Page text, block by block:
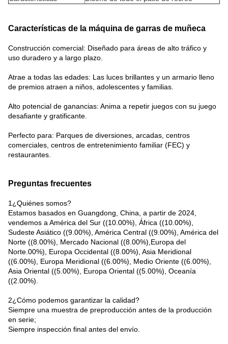
Características de la máquina de garras de muñeca
Construcción comercial: Diseñado para áreas de alto tráfico y
uso duradero y a largo plazo.
Atrae a todas las edades: Las luces brillantes y un armario lleno
de premios atraen a niños, adolescentes y familias.
Alto potencial de ganancias: Anima a repetir juegos con su juego
desafiante y gratificante.
Perfecto para: Parques de diversiones, arcadas, centros
comerciales, centros de entretenimiento familiar (FEC) y
restaurantes.
Preguntas frecuentes
1¿Quiénes somos?
Estamos basados en Guangdong, China, a partir de 2024,
vendemos a América del Sur ((10.00%), África ((10.00%),
Sudeste Asiático ((9.00%), América Central ((9.00%), América del
Norte ((8.00%), Mercado Nacional ((8.00%),Europa del
Norte.00%), Europa Occidental ((8.00%), Asia Meridional
((6.00%), Europa Meridional ((6.00%), Medio Oriente ((6.00%),
Asia Oriental ((5.00%), Europa Oriental ((5.00%), Oceanía
((2.00%).
2¿Cómo podemos garantizar la calidad?
Siempre una muestra de preproducción antes de la producción
en serie;
Siempre inspección final antes del envío.